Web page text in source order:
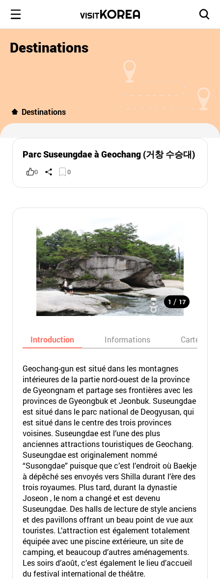
Destinations
Destinations
Parc Suseungdae à Geochang (거창 수승대)
0 0
1 / 17
Introduction Informations Carte
Geochang-gun est situé dans les montagnes
intérieures de la partie nord-ouest de la province
de Gyeongnam et partage ses frontières avec les
provinces de Gyeongbuk et Jeonbuk. Suseungdae
est situé dans le parc national de Deogyusan, qui
est situé dans le centre des trois provinces
voisines. Suseungdae est l’une des plus
anciennes attractions touristiques de Geochang.
Suseungdae est originalement nommé
“Susongdae” puisque que c’est l’endroit où Baekje
à dépêché ses envoyés vers Shilla durant l’ère des
trois royaumes. Plus tard, durant la dynastie
Joseon , le nom a changé et est devenu
Suseungdae. Des halls de lecture de style anciens
et des pavillons offrant un beau point de vue aux
touristes. L’attraction est également totalement
équipée avec une piscine extérieure, un site de
camping, et beaucoup d’autres aménagements.
Les soirs d’août, c’est également le lieu d’accueil
du festival international de théâtre.